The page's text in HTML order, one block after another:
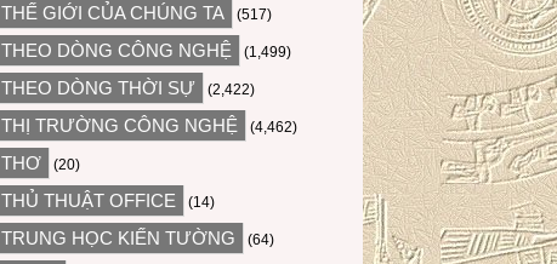
THẾ GIỚI CỦA CHÚNG TA (517)
THEO DÒNG CÔNG NGHỆ (1,499)
THEO DÒNG THỜI SỰ (2,422)
THỊ TRƯỜNG CÔNG NGHỆ (4,462)
THƠ (20)
THỦ THUẬT OFFICE (14)
TRUNG HỌC KIẾN TƯỜNG (64)